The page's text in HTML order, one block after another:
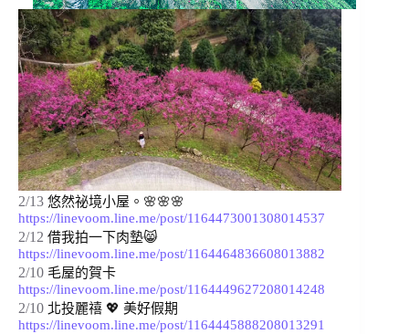
2/13
https://linevoom.line.me/post/1164473001308014537
2/12 借我拍一下肉墊
https://linevoom.line.me/post/1164464836608013882
2/10
https://linevoom.line.me/post/1164449627208014248
2/10
https://linevoom.line.me/post/1164445888208013291